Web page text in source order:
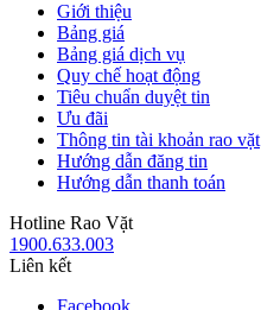
Giới thiệu
Bảng giá
Bảng giá dịch vụ
Quy chế hoạt động
Tiêu chuẩn duyệt tin
Ưu đãi
Thông tin tài khoản rao vặt
Hướng dẫn đăng tin
Hướng dẫn thanh toán
Hotline Rao Vặt
1900.633.003
Liên kết